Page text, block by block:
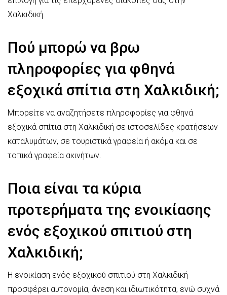
Χαλκιδική.
Πού μπορώ να βρω
πληροφορίες για φθηνά
εξοχικά σπίτια στη Χαλκιδική;
Μπορείτε να αναζητήσετε πληροφορίες για φθηνά
εξοχικά σπίτια στη Χαλκιδική σε ιστοσελίδες κρατήσεων
καταλυμάτων, σε τουριστικά γραφεία ή ακόμα και σε
τοπικά γραφεία ακινήτων.
Ποια είναι τα κύρια
προτερήματα της ενοικίασης
ενός εξοχικού σπιτιού στη
Χαλκιδική;
Η ενοικίαση ενός εξοχικού σπιτιού στη Χαλκιδική
προσφέρει αυτονομία, άνεση και ιδιωτικότητα, ενώ συχνά